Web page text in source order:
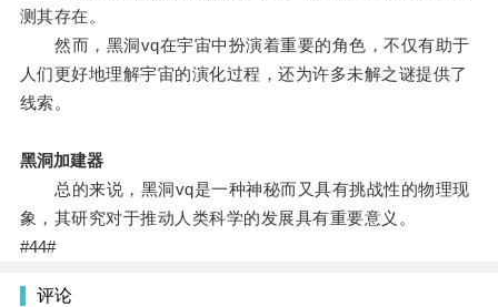
测其存在。
然而，黑洞vq在宇宙中扮演着重要的角色，不仅有助于
人们更好地理解宇宙的演化过程，还为许多未解之谜提供了
线索。
黑洞加建器
总的来说，黑洞vq是一种神秘而又具有挑战性的物理现
象，其研究对于推动人类科学的发展具有重要意义。
#44#
评论